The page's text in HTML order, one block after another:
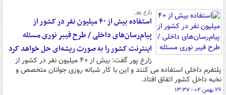
زارع پور:
استفاده بیش از ۴۰ میلیون نفر در کشور از
پیام‌رسان‌های داخلی / طرح فیبر نوری مسئله
اینترنت کشور را به صورت ریشه‌ای حل خواهد کرد
زارع پور گفت: بیش از ۴۰ میلیون نفر در کشور از
پلتفرم داخلی استفاده می کنند و این با کار شبانه روزی جوانان متخصص و
نخبه داخل کشور اتفاق افتاد.
۲۶ بهمن ۰۲ - ۱۳:۳۷